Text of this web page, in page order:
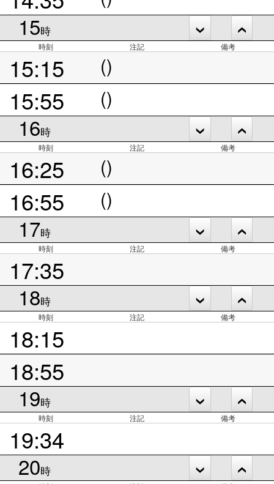
15時
時刻 注記 備考
15:15 ()
15:55 ()
16時
時刻 注記 備考
16:25 ()
16:55 ()
17時
時刻 注記 備考
17:35
18時
時刻 注記 備考
18:15
18:55
19時
時刻 注記 備考
19:34
20時